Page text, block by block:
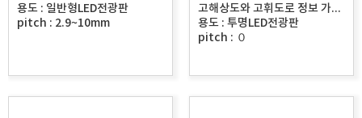
용도 : 일반형LED전광판
pitch : 2.9~10mm
고해상도와 고휘도로 정보 가독성을 극대화한 솔루션
용도 : 투명LED전광판
pitch : ０